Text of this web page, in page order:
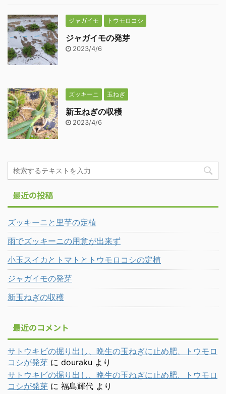
ジャガイモ トウモロコシ
ジャガイモの発芽
2023/4/6
ズッキーニ 玉ねぎ
新玉ねぎの収穫
2023/4/6
最近の投稿
ズッキーニと里芋の定植
雨でズッキーニの用意が出来ず
小玉スイカとトマトとトウモロコシの定植
ジャガイモの発芽
新玉ねぎの収穫
最近のコメント
サトウキビの掘り出し、晩生の玉ねぎに止め肥、トウモロ
コシが発芽 に douraku より
サトウキビの掘り出し、晩生の玉ねぎに止め肥、トウモロ
コシが発芽 に 福島輝代 より